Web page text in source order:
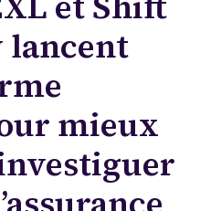
lancent
mieux